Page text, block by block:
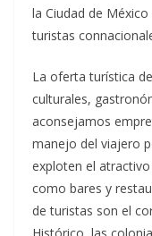
la Ciudad de
turistas
La oferta turística
culturales,
aconsejamos
manejo del viajero
exploten el
como bares y
de turistas son el
Histórico, las